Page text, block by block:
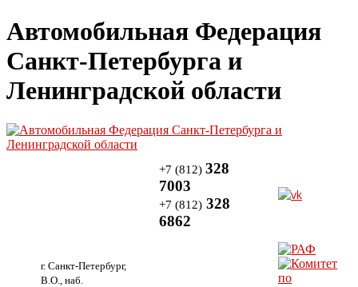
Автомобильная Федерация
Санкт-Петербурга и
Ленинградской области
г. Санкт-Петербург,
В.О., наб.
+7 (812) 328
7003
+7 (812) 328
6862